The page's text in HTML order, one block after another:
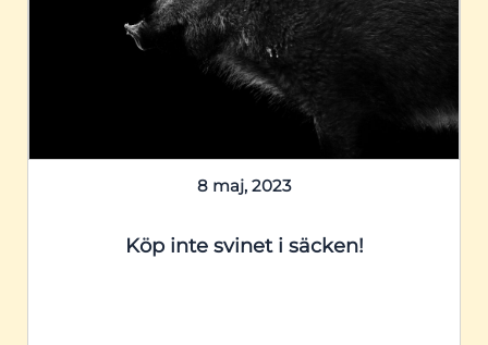
8 maj, 2023
Köp inte svinet i säcken!